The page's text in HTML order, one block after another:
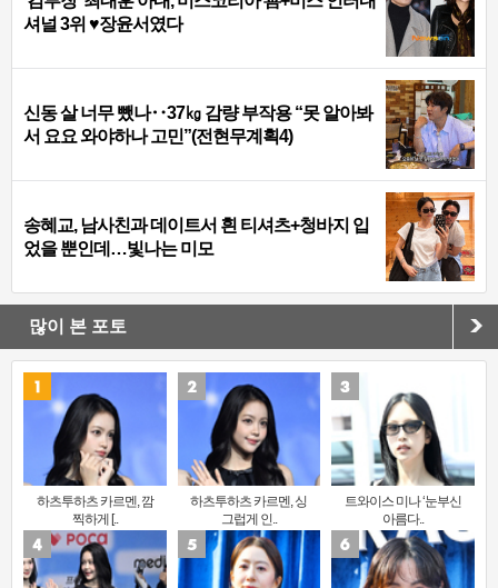
셔널 3위 ♥장윤서였다
신동 살 너무 뺐나‥37㎏ 감량 부작용 “못 알아봐
서 요요 와야하나 고민”(전현무계획4)
송혜교, 남사친과 데이트서 흰 티셔츠+청바지 입
었을 뿐인데…빛나는 미모
많이 본 포토
하츠투하츠 카르멘, 깜
찍하게 [..
하츠투하츠 카르멘, 싱
그럽게 인..
트와이스 미나 ‘눈부신
아름다..